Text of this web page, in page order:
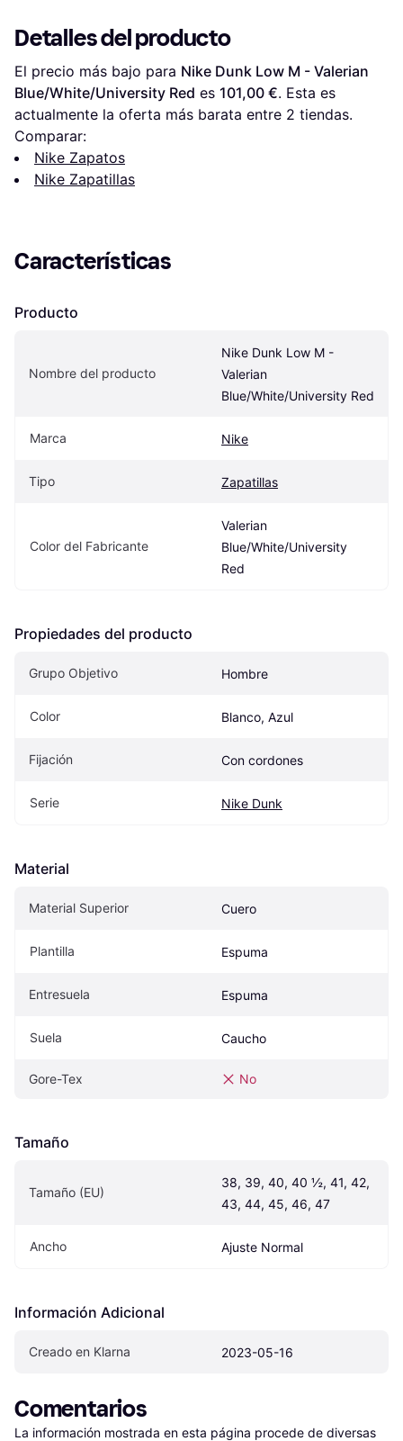
Detalles del producto
El precio más bajo para Nike Dunk Low M - Valerian
Blue/White/University Red es 101,00 €. Esta es
actualmente la oferta más barata entre 2 tiendas.
Comparar:
Nike Zapatos
Nike Zapatillas
Características
Producto
Nombre del producto
Nike Dunk Low M -
Valerian
Blue/White/University Red
Marca Nike
Tipo Zapatillas
Color del Fabricante
Valerian
Blue/White/University
Red
Propiedades del producto
Grupo Objetivo Hombre
Color Blanco, Azul
Fijación Con cordones
Serie Nike Dunk
Material
Material Superior Cuero
Plantilla Espuma
Entresuela Espuma
Suela Caucho
Gore-Tex No
Tamaño
Tamaño (EU)
38, 39, 40, 40 ½, 41, 42,
43, 44, 45, 46, 47
Ancho Ajuste Normal
Información Adicional
Creado en Klarna 2023-05-16
Comentarios
La información mostrada en esta página procede de diversas